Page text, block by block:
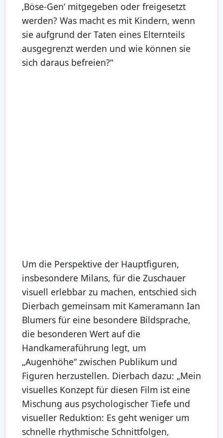
‚Böse-Gen‘ mitgegeben oder freigesetzt
werden? Was macht es mit Kindern, wenn
sie aufgrund der Taten eines Elternteils
ausgegrenzt werden und wie können sie
sich daraus befreien?“
Um die Perspektive der Hauptfiguren,
insbesondere Milans, für die Zuschauer
visuell erlebbar zu machen, entschied sich
Dierbach gemeinsam mit Kameramann Ian
Blumers für eine besondere Bildsprache,
die besonderen Wert auf die
Handkameraführung legt, um
„Augenhöhe“ zwischen Publikum und
Figuren herzustellen. Dierbach dazu: „Mein
visuelles Konzept für diesen Film ist eine
Mischung aus psychologischer Tiefe und
visueller Reduktion: Es geht weniger um
schnelle rhythmische Schnittfolgen,